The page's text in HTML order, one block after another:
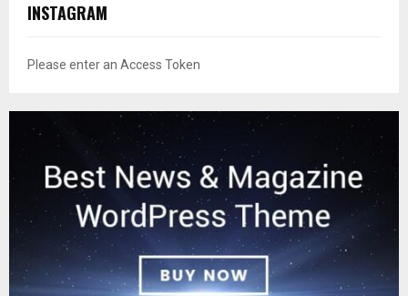
INSTAGRAM
Please enter an Access Token